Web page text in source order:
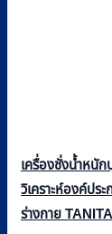
เครื่องชั่งน้ำหนั
วิเคราะห์องค์ปร
ร่างกาย